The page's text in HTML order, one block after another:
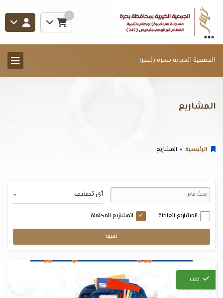
0
الجمعية الخيرية ببحرة (يُسر)
المشاريع
الرئيسية المشاريع
أي تصنيف
المشاريع العاجلة المشاريع المكتملة
تنقية
تمت